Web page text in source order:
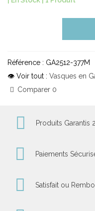
Référence : GA2512-377M
👁 Voir tout : Vasques en
Comparer 0
Produits Garantis
Paiements
Satisfait ou